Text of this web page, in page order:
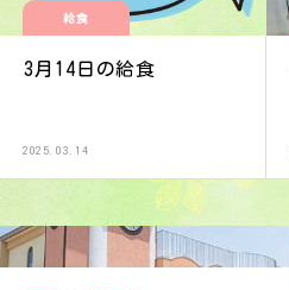
給食
3月14日の給食
2025.03.14